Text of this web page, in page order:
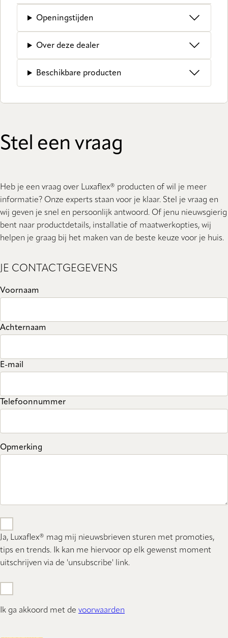
Openingstijden
Over deze dealer
Beschikbare producten
Stel een vraag
Heb je een vraag over Luxaflex® producten of wil je meer
informatie? Onze experts staan ​​voor je klaar. Stel je vraag en
wij geven je snel en persoonlijk antwoord. Of jenu nieuwsgierig
bent naar productdetails, installatie of maatwerkopties, wij
helpen je graag bij het maken van de beste keuze voor je huis.
JE CONTACTGEGEVENS
Voornaam
Achternaam
E-mail
Telefoonnummer
Opmerking
Ja, Luxaflex® mag mij nieuwsbrieven sturen met promoties,
tips en trends. Ik kan me hiervoor op elk gewenst moment
uitschrijven via de 'unsubscribe' link.
Ik ga akkoord met de voorwaarden